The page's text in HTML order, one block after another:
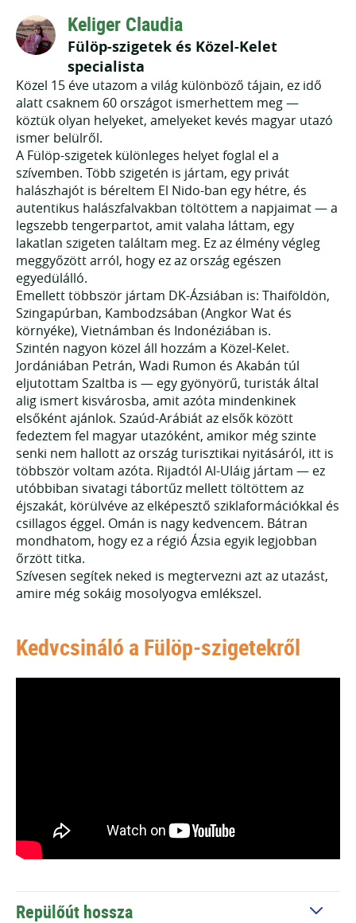
Keliger Claudia
Fülöp-szigetek és Közel-Kelet
specialista
Közel 15 éve utazom a világ különböző tájain, ez idő
alatt csaknem 60 országot ismerhettem meg —
köztük olyan helyeket, amelyeket kevés magyar utazó
ismer belülről.
A Fülöp-szigetek különleges helyet foglal el a
szívemben. Több szigetén is jártam, egy privát
halászhajót is béreltem El Nido-ban egy hétre, és
autentikus halászfalvakban töltöttem a napjaimat — a
legszebb tengerpartot, amit valaha láttam, egy
lakatlan szigeten találtam meg. Ez az élmény végleg
meggyőzött arról, hogy ez az ország egészen
egyedülálló.
Emellett többször jártam DK-Ázsiában is: Thaiföldön,
Szingapúrban, Kambodzsában (Angkor Wat és
környéke), Vietnámban és Indonéziában is.
Szintén nagyon közel áll hozzám a Közel-Kelet.
Jordániában Petrán, Wadi Rumon és Akabán túl
eljutottam Szaltba is — egy gyönyörű, turisták által
alig ismert kisvárosba, amit azóta mindenkinek
elsőként ajánlok. Szaúd-Arábiát az elsők között
fedeztem fel magyar utazóként, amikor még szinte
senki nem hallott az ország turisztikai nyitásáról, itt is
többször voltam azóta. Rijadtól Al-Uláig jártam — ez
utóbbiban sivatagi tábortűz mellett töltöttem az
éjszakát, körülvéve az elképesztő sziklaformációkkal és
csillagos éggel. Omán is nagy kedvencem. Bátran
mondhatom, hogy ez a régió Ázsia egyik legjobban
őrzött titka.
Szívesen segítek neked is megtervezni azt az utazást,
amire még sokáig mosolyogva emlékszel.
Kedvcsináló a Fülöp-szigetekről
Repülőút hossza